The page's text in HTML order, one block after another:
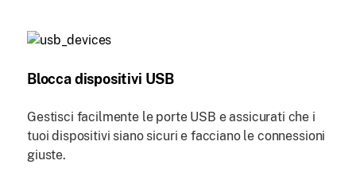
Blocca dispositivi USB
Gestisci facilmente le porte USB e assicurati che i
tuoi dispositivi siano sicuri e facciano le connessioni
giuste.